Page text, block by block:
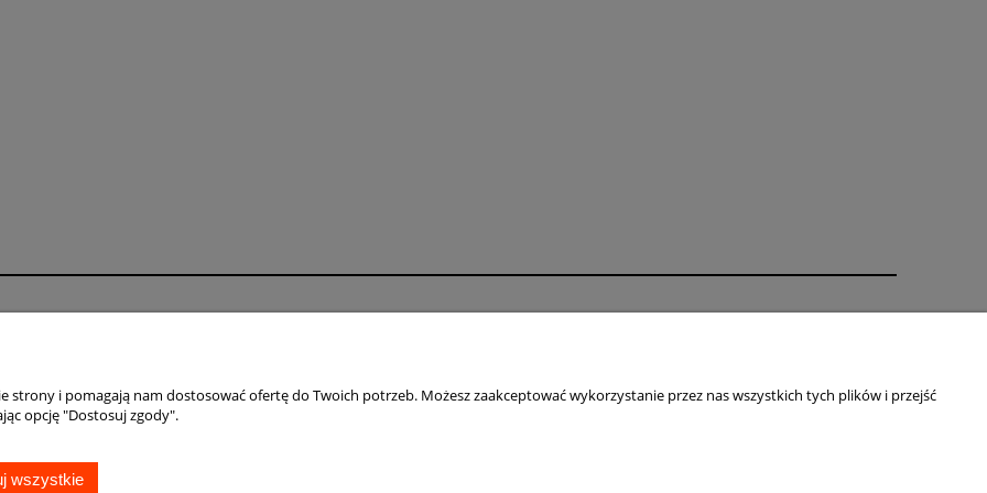
Czas i koszty dostawy
Czas realizacji zamówienia
Jak kupować?
Blog
strony i pomagają nam dostosować ofertę do Twoich potrzeb. Możesz zaakceptować wykorzystanie przez nas wszystkich tych plików i przejść
opcję "Dostosuj zgody".
wszystkie